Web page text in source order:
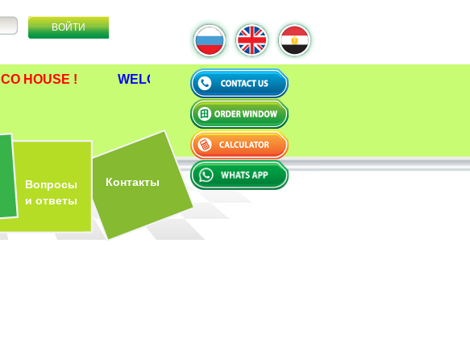
HOUSE ! WELCOME TO ECO HOUSE !
Вопросы
и ответы
Контакты